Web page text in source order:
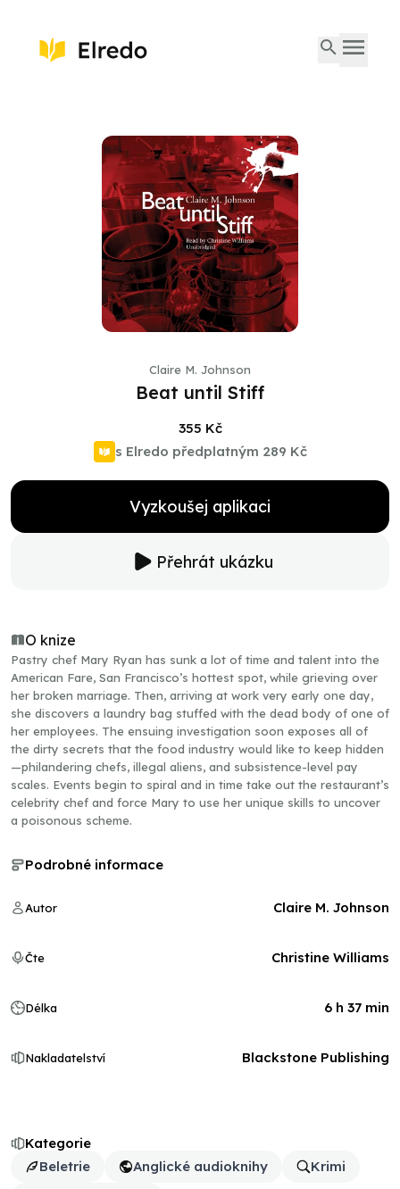
Claire M. Johnson
Beat until Stiff
355 Kč
s Elredo předplatným 289 Kč
Vyzkoušej aplikaci
Přehrát ukázku
O knize
Pastry chef Mary Ryan has sunk a lot of time and talent into the
American Fare, San Francisco’s hottest spot, while grieving over
her broken marriage. Then, arriving at work very early one day,
she discovers a laundry bag stuffed with the dead body of one of
her employees. The ensuing investigation soon exposes all of
the dirty secrets that the food industry would like to keep hidden
—philandering chefs, illegal aliens, and subsistence-level pay
scales. Events begin to spiral and in time take out the restaurant’s
celebrity chef and force Mary to use her unique skills to uncover
a poisonous scheme.
Kategorie
Beletrie
Anglické audioknihy
Krimi
Podrobné informace
Autor Claire M. Johnson
Čte Christine Williams
Délka 6 h 37 min
Nakladatelství Blackstone Publishing